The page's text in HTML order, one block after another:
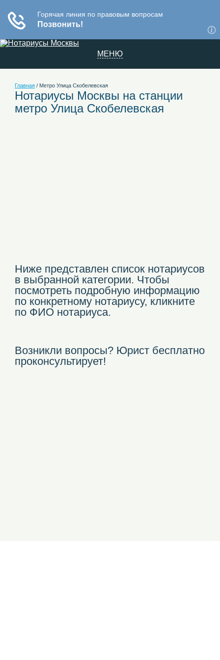
МЕНЮ
Главная / Метро Улица Скобелевская
Нотариусы Москвы на станции
метро Улица Скобелевская
Ниже представлен список нотариусов
в выбранной категории. Чтобы
посмотреть подробную информацию
по конкретному нотариусу, кликните
по ФИО нотариуса.
Возникли вопросы? Юрист бесплатно
проконсультирует!